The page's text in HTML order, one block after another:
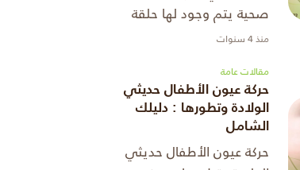
صحية يتم وجود لها حلقة
سوداء كبيرة حول محيط العين،
واحدة من الكثير من الحالات
الصحية ...
منذ 4 سنوات
مقالات عامة
حركة عيون الأطفال حديثي
الولادة وتطورها : دليلك
الشامل
حركة عيون الأطفال حديثي